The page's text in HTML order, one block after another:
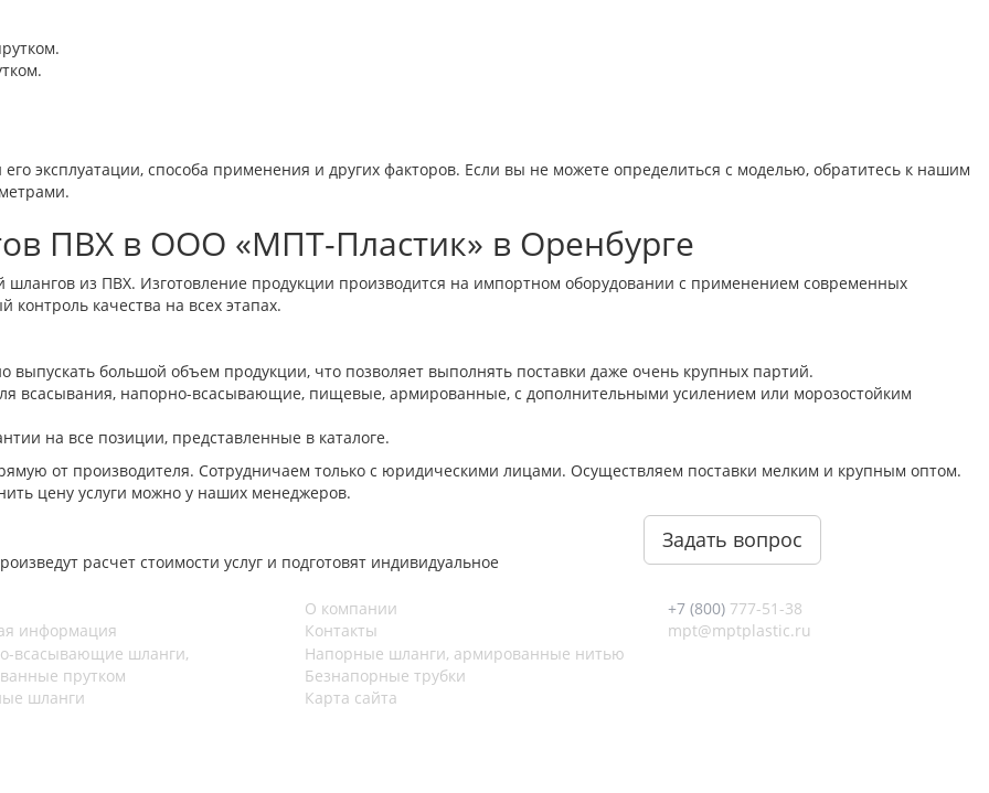
эксплуатации, способа применения и других факторов. Если вы не можете определиться с моделью, обратитесь к нашим
ПВХ в ООО «МПТ-Пластик» в Оренбурге
из ПВХ. Изготовление продукции производится на импортном оборудовании с применением современных
качества на всех этапах.
выпускать большой объем продукции, что позволяет выполнять поставки даже очень крупных партий.
всасывания, напорно-всасывающие, пищевые, армированные, с дополнительными усилением или морозостойким
на все позиции, представленные в каталоге.
от производителя. Сотрудничаем только с юридическими лицами. Осуществляем поставки мелким и крупным оптом.
цену услуги можно у наших менеджеров.
расчет стоимости услуг и подготовят индивидуальное
Задать вопрос
О компании
информация
Контакты
всасывающие шланги,
прутком
Напорные шланги, армированные нитью
Безнапорные трубки
шланги
Карта сайта
+7 (800)777-51-38
mpt@mptplastic.ru